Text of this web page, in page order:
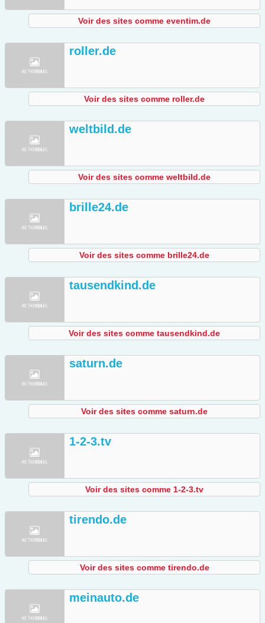
Voir des sites comme eventim.de
roller.de
Voir des sites comme roller.de
weltbild.de
Voir des sites comme weltbild.de
brille24.de
Voir des sites comme brille24.de
tausendkind.de
Voir des sites comme tausendkind.de
saturn.de
Voir des sites comme saturn.de
1-2-3.tv
Voir des sites comme 1-2-3.tv
tirendo.de
Voir des sites comme tirendo.de
meinauto.de